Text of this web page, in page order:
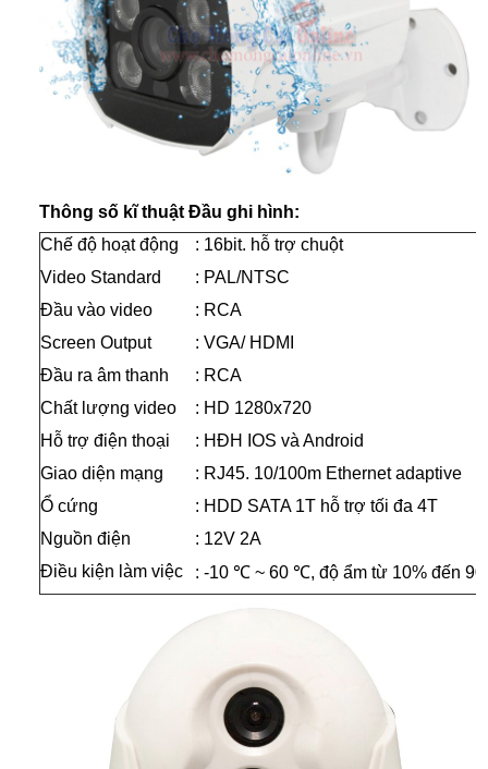
Thông số kĩ thuật Đầu ghi hình:
Chế độ hoạt động
: 16bit. hỗ trợ chuột
Video Standard
: PAL/NTSC
Đầu vào video
: RCA
Screen Output
: VGA/ HDMI
Đầu ra âm thanh
: RCA
Chất lượng video
: HD 1280x720
Hỗ trợ điện thoại
: HĐH IOS và Android
Giao diện mạng
: RJ45. 10/100m Ethernet adaptive
Ổ cứng
: HDD SATA 1T hỗ trợ tối đa 4T
Nguồn điện
: 12V 2A
Điều kiện làm việc
:-10 ℃ ~ 60 ℃, độ ẩm từ 10% đến